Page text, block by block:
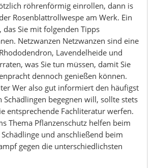
röhrenförmig einrollen, dann is
Rosenblattrollwespe am Werk. Ein
das Sie mit folgenden Tipps
Netzwanzen Netzwanzen sind eine
Lavendelheide und
was Sie tun müssen, damit Sie
dennoch genießen können.
Wer also gut informiert den häufigst
begegnen will, sollte stets
entsprechende Fachliteratur werfen.
Thema Pflanzenschutz helfen beim
und anschließend beim
gegen die unterschiedlichsten